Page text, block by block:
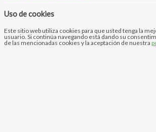
Uso de cookies
Este sitio web utiliza cookies para que usted tenga la
usuario. Si continúa navegando está dando su
de las mencionadas cookies y la aceptación de nuestra